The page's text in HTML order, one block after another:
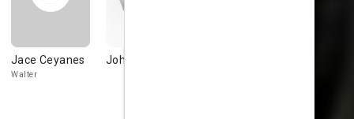
Jace Ceyanes
Walter
John Kavanagh